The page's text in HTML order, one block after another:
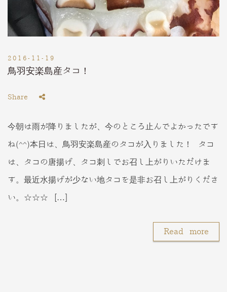
2016-11-19
鳥羽安楽島産タコ！
Share
今朝は雨が降りましたが、今のところ止んでよかったです
ね(^^)本日は、鳥羽安楽島産のタコが入りました！ タコ
は、タコの唐揚げ、タコ刺しでお召し上がりいただけま
す。最近水揚げが少ない地タコを是非お召し上がりくださ
い。☆☆☆ […]
Read more